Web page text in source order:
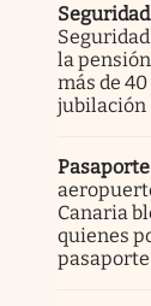
la
más de
jubilación
Pasaporte
Canaria
quienes
pasaporte